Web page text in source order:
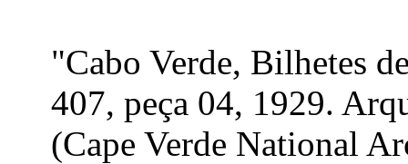
"Cabo Verde, Bilhetes
407, peça 04, 1929.
(Cape Verde National